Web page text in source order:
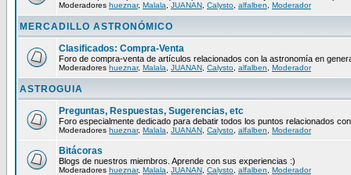
Moderadores hueznar, Malala JUANAN Calysto alfalben Moderador
MERCADILLO ASTRONÓMICO
Clasificados: Compra-Venta
Foro de compra-venta de artículos relacionados con la astronomía en
Moderadores hueznar, Malala JUANAN Calysto alfalben Moderador
ASTROGUIA
Preguntas, Respuestas, Sugerencias, etc
Foro especialmente dedicado para debatir todos los puntos relacionados
Moderadores hueznar, Malala JUANAN Calysto alfalben Moderador
Bitácoras
Blogs de nuestros miembros. Aprende con sus experiencias :)
Moderadores hueznar, Malala JUANAN Calysto alfalben Moderador